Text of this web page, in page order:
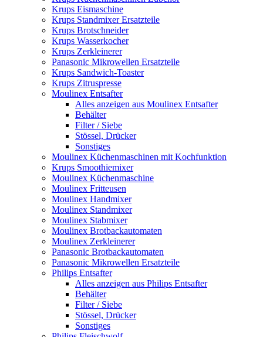
Krups Eismaschine
Krups Standmixer Ersatzteile
Krups Brotschneider
Krups Wasserkocher
Krups Zerkleinerer
Panasonic Mikrowellen Ersatzteile
Krups Sandwich-Toaster
Krups Zitruspresse
Moulinex Entsafter
Alles anzeigen aus Moulinex Entsafter
Behälter
Filter / Siebe
Stössel, Drücker
Sonstiges
Moulinex Küchenmaschinen mit Kochfunktion
Krups Smoothiemixer
Moulinex Küchenmaschine
Moulinex Fritteusen
Moulinex Handmixer
Moulinex Standmixer
Moulinex Stabmixer
Moulinex Brotbackautomaten
Moulinex Zerkleinerer
Panasonic Brotbackautomaten
Panasonic Mikrowellen Ersatzteile
Philips Entsafter
Alles anzeigen aus Philips Entsafter
Behälter
Filter / Siebe
Stössel, Drücker
Sonstiges